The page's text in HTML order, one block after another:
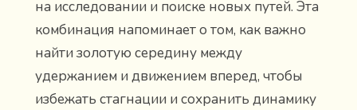
на исследовании и поиске новых путей. Эта
комбинация напоминает о том, как важно
найти золотую середину между
удержанием и движением вперед, чтобы
избежать стагнации и сохранить динамику